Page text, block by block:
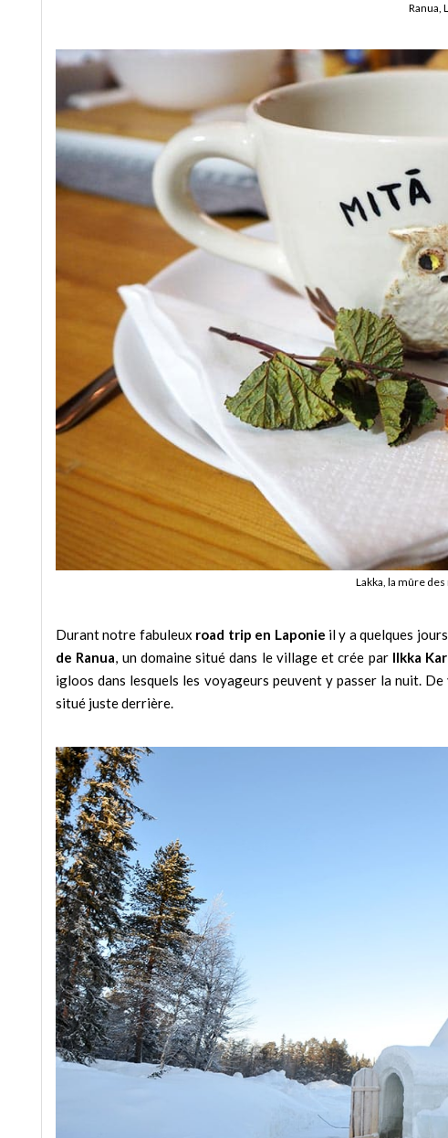
Ranua,
Lakka, la mûre
Durant notre fabuleux road trip en Laponie il y a quelques
de Ranua , un domaine situé dans le village et crée par Ilkka
igloos dans lesquels les voyageurs peuvent y passer la nuit.
situé juste derrière.